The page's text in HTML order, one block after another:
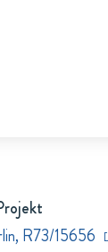
R73/15656